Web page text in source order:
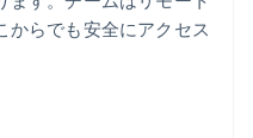
からでも安全にアクセス